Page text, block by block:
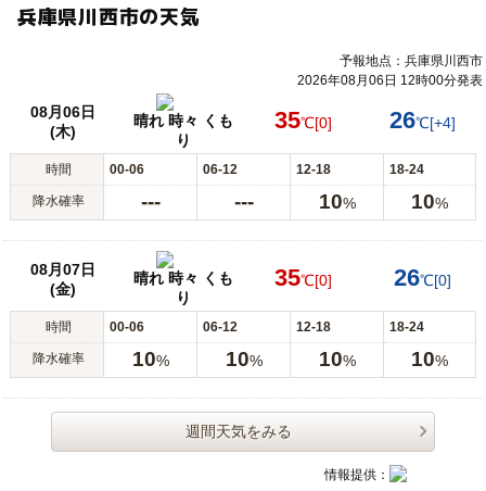
兵庫県川西市の天気
予報地点：兵庫県川西市
2026年08月06日 12時00分発表
08月06日
(木)
晴れ 時々 くも
り
35℃[0] 26℃[+4]
時間 00-06 06-12 12-18 18-24
降水確率 --- --- 10% 10%
08月07日
(金)
晴れ 時々 くも
り
35℃[0] 26℃[0]
時間 00-06 06-12 12-18 18-24
降水確率 10% 10% 10% 10%
週間天気をみる
情報提供：